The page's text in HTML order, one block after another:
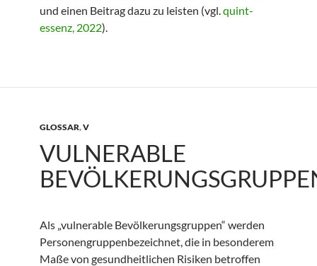
und einen Beitrag dazu zu leisten (vgl.quint-
essenz, 2022).
GLOSSAR,V
VULNERABLE
Als „vulnerable Bevölkerungsgruppen“ werden
Personengruppenbezeichnet, die in besonderem
Maße von gesundheitlichen Risiken betroffen